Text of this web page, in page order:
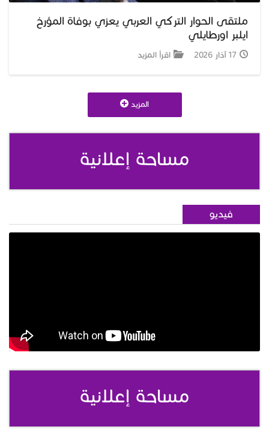
ملتقى الحوار التركي العربي يعزي بوفاة المؤرخ
ايلبر اورطايلي
17 آذار 2026 اقرأ المزيد
المزيد
مساحة إعلانية
فيديو
مساحة إعلانية